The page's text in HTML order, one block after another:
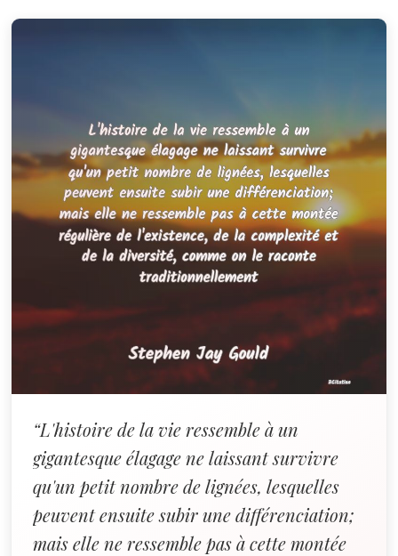
“L'histoire de la vie ressemble à un
gigantesque élagage ne laissant survivre
qu'un petit nombre de lignées, lesquelles
peuvent ensuite subir une différenciation;
mais elle ne ressemble pas à cette montée